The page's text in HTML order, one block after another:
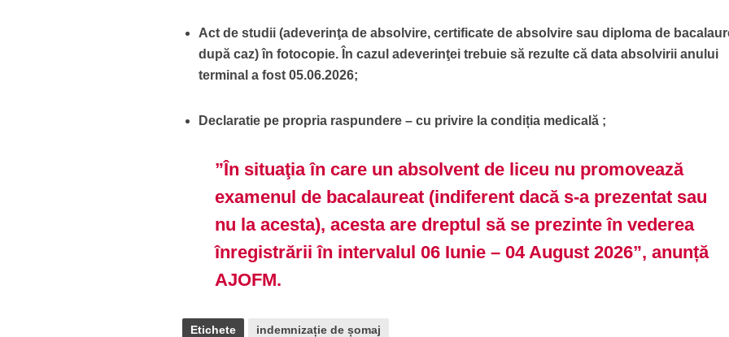
Act de studii (adeverinţa de absolvire, certificate de absolvire sau diploma de
după caz) în fotocopie. În cazul adeverinţei trebuie să rezulte că data absolvirii anului
terminal a fost 05.06.2026;
Declaratie pe propria raspundere – cu privire la condiția medicală ;
”În situaţia în care un absolvent de liceu nu promovează
examenul de bacalaureat (indiferent dacă s-a prezentat sau
nu la acesta), acesta are dreptul să se prezinte în vederea
înregistrării în intervalul 06 Iunie – 04 August 2026”, anunță
AJOFM.
Etichete indemnizație de șomaj